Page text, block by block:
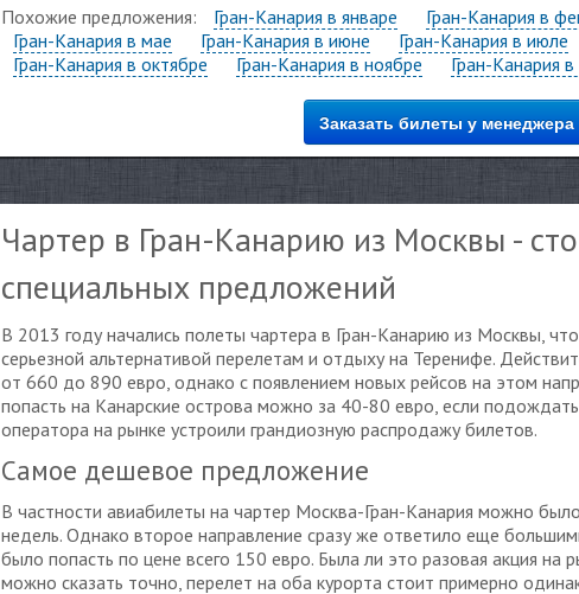
Похожие предложения:
Гран-Канария в январе Гран-Канария в
Гран-Канария в мае
Гран-Канария в июне Гран-Канария в июле
Гран-Канария в октябре
Гран-Канария в ноябре Гран-Канария
Заказать билеты у менеджера
Чартер в Гран-Канарию из Москвы -
специальных предложений
В 2013 году начались полеты чартера в Гран-Канарию из Москвы,
серьезной альтернативой перелетам и отдыху на Теренифе.
от 660 до 890 евро, однако с появлением новых рейсов на этом
попасть на Канарские острова можно за 40-80 евро, если подождать
оператора на рынке устроили грандиозную распродажу билетов.
Самое дешевое предложение
В частности авиабилеты на чартер Москва-Гран-Канария можно
недель. Однако второе направление сразу же ответило еще
было попасть по цене всего 150 евро. Была ли это разовая акция
можно сказать точно, перелет на оба курорта стоит примерно